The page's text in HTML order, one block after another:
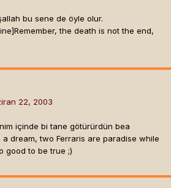
bu sene de öyle olur.
Remember, the death is not the end,
22, 2003
içinde bi tane götürürdün bea
a dream, two Ferraris are paradise while
good to be true ;)